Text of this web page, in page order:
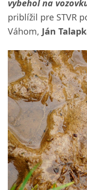
vybehol na
priblížil pre STVR
Váhom, Ján